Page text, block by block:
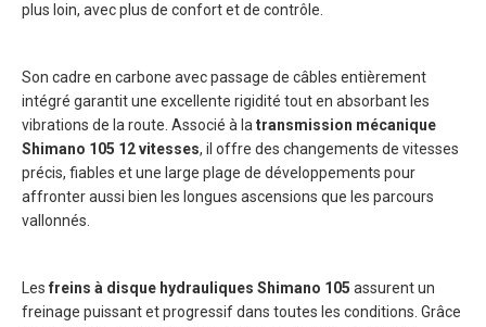
plus loin, avec plus de confort et de contrôle.
Son cadre en carbone avec passage de câbles entièrement
intégré garantit une excellente rigidité tout en absorbant les
vibrations de la route. Associé à la transmission mécanique
Shimano 105 12 vitesses, il offre des changements de vitesses
précis, fiables et une large plage de développements pour
affronter aussi bien les longues ascensions que les parcours
vallonnés.
Les freins à disque hydrauliques Shimano 105 assurent un
freinage puissant et progressif dans toutes les conditions. Grâce